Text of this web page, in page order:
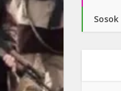
Sosok